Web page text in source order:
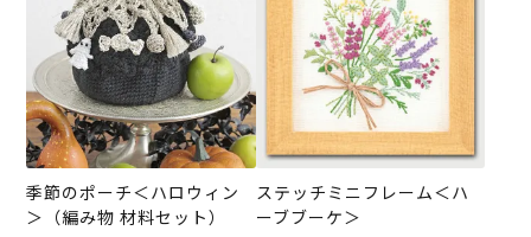
季節のポーチ＜ハロウィン
＞（編み物 材料セット）
ステッチミニフレーム＜ハ
ーブブーケ＞